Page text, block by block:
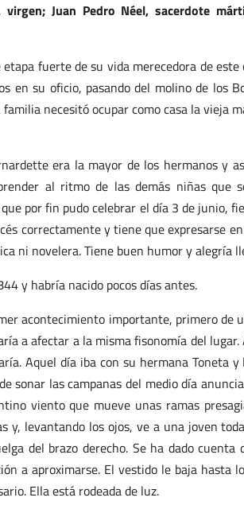
Juan Pedro Néel, sacerdote
fuerte de su vida merecedora de
en su oficio, pasando del molino de los
necesitó ocupar como casa la vieja
era la mayor de los hermanos y
al ritmo de las demás niñas que
por fin pudo celebrar el día 3 de junio,
correctamente y tiene que expresarse
ni novelera. Tiene buen humor y alegría
y habría nacido pocos días antes.
acontecimiento importante, primero de
a afectar a la misma fisonomía del
Aquel día iba con su hermana Toneta y
sonar las campanas del medio día
viento que mueve unas ramas
y, levantando los ojos, ve a una joven
del brazo derecho. Se ha dado cuenta
a aproximarse. El vestido le baja hasta
Ella está rodeada de luz.